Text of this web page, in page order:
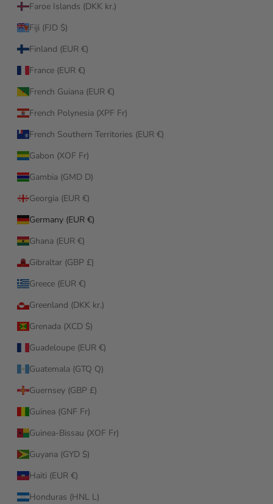
Faroe Islands (DKK kr.)
Fiji (FJD $)
Finland (EUR €)
France (EUR €)
French Guiana (EUR €)
French Polynesia (XPF Fr)
French Southern Territories (EUR €)
Gabon (XOF Fr)
Gambia (GMD D)
Georgia (EUR €)
Germany (EUR €)
Ghana (EUR €)
Gibraltar (GBP £)
Greece (EUR €)
Greenland (DKK kr.)
Grenada (XCD $)
Guadeloupe (EUR €)
Guatemala (GTQ Q)
Guernsey (GBP £)
Guinea (GNF Fr)
Guinea-Bissau (XOF Fr)
Guyana (GYD $)
Haiti (EUR €)
Honduras (HNL L)